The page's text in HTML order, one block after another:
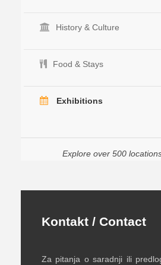
History & Culture
Food & Stays
Exhibitions
Explore over 500
Kontakt / Contact
Za pitanja o saradnji ili